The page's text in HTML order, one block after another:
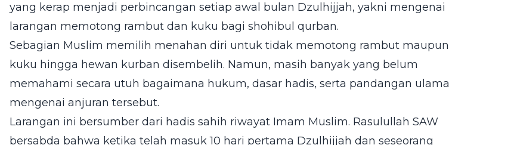
yang kerap menjadi perbincangan setiap awal bulan Dzulhijjah, yakni mengenai
larangan memotong rambut dan kuku bagi shohibul qurban.
Sebagian Muslim memilih menahan diri untuk tidak memotong rambut maupun
kuku hingga hewan kurban disembelih. Namun, masih banyak yang belum
memahami secara utuh bagaimana hukum, dasar hadis, serta pandangan ulama
mengenai anjuran tersebut.
Larangan ini bersumber dari hadis sahih riwayat Imam Muslim. Rasulullah SAW
bersabda bahwa ketika telah masuk 10 hari pertama Dzulhijjah dan seseorang